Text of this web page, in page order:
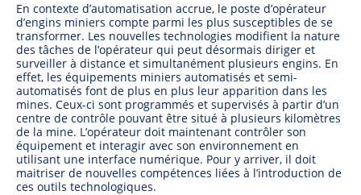
En contexte d’automatisation accrue, le poste d’opérateur
d’engins miniers compte parmi les plus susceptibles de se
transformer. Les nouvelles technologies modifient la nature
des tâches de l’opérateur qui peut désormais diriger et
surveiller à distance et simultanément plusieurs engins. En
effet, les équipements miniers automatisés et semi-
automatisés font de plus en plus leur apparition dans les
mines. Ceux-ci sont programmés et supervisés à partir d’un
centre de contrôle pouvant être situé à plusieurs kilomètres
de la mine. L’opérateur doit maintenant contrôler son
équipement et interagir avec son environnement en
utilisant une interface numérique. Pour y arriver, il doit
maitriser de nouvelles compétences liées à l’introduction de
ces outils technologiques.